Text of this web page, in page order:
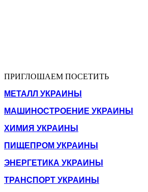
ПРИГЛОШАЕМ ПОСЕТИТЬ
МЕТАЛЛ УКРАИНЫ
МАШИНОСТРОЕНИЕ УКРАИНЫ
ХИМИЯ УКРАИНЫ
ПИЩЕПРОМ УКРАИНЫ
ЭНЕРГЕТИКА УКРАИНЫ
ТРАНСПОРТ УКРАИНЫ